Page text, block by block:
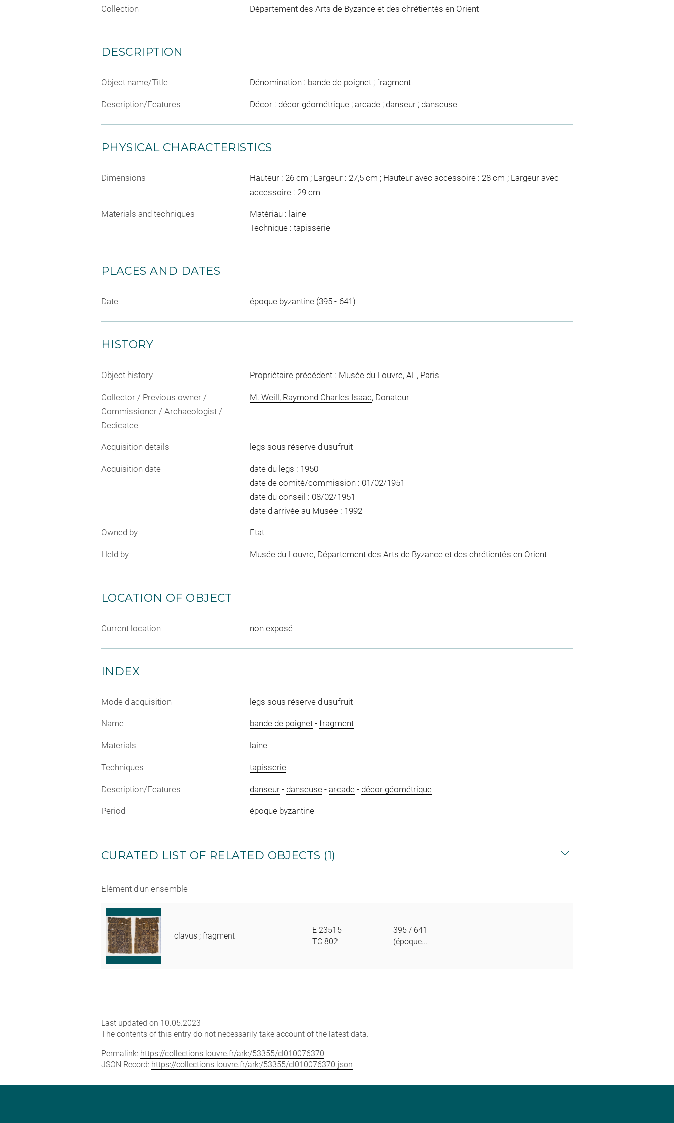
Collection Département des Arts de Byzance et des chrétientés en Orient
DESCRIPTION
Object name/Title Dénomination : bande de poignet ; fragment
Description/Features Décor : décor géométrique ; arcade ; danseur ; danseuse
PHYSICAL CHARACTERISTICS
Dimensions
Hauteur : 26 cm ; Largeur : 27,5 cm ; Hauteur avec accessoire : 28 cm ; Largeur avec
accessoire : 29 cm
Materials and techniques
Matériau : laine
Technique : tapisserie
PLACES AND DATES
Date époque byzantine (395 - 641)
HISTORY
Object history Propriétaire précédent : Musée du Louvre, AE, Paris
Collector / Previous owner /
Commissioner / Archaeologist /
Dedicatee
M. Weill, Raymond Charles Isaac, Donateur
Acquisition details legs sous réserve d'usufruit
Acquisition date
date du legs : 1950
date de comité/commission : 01/02/1951
date du conseil : 08/02/1951
date d'arrivée au Musée : 1992
Owned by Etat
Held by Musée du Louvre, Département des Arts de Byzance et des chrétientés en Orient
LOCATION OF OBJECT
Current location non exposé
INDEX
Mode d'acquisition legs sous réserve d'usufruit
Name bande de poignet- fragment
Materials laine
Techniques tapisserie
Description/Features danseur- danseuse- arcade- décor géométrique
Period époque byzantine
CURATED LIST OF RELATED OBJECTS (1)
Elément d'un ensemble
clavus ; fragment
E 23515
TC 802
395 / 641
(époque...
Last updated on 10.05.2023
The contents of this entry do not necessarily take account of the latest data.
Permalink: https://collections.louvre.fr/ark:/53355/cl010076370
JSON Record: https://collections.louvre.fr/ark:/53355/cl010076370.json